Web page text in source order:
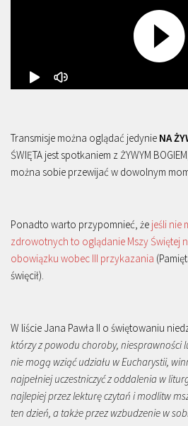
Transmisje można oglądać jedynie NA
ŚWIĘTA jest spotkaniem z ŻYWYM
można sobie przewijać w dowolnym
Ponadto warto przypomnieć, że jeśli nie
zdrowotnych to oglądanie Mszy Świętej
obowiązku wobec III przykazania
święcił).
W liście Jana Pawła II o świętowaniu
którzy z powodu choroby, niesprawności
nie mogą wziąć udziału w Eucharystii,
najpełniej uczestniczyć z oddalenia w
najlepiej przez lekturę czytań i modlitw
ten dzień, a także przez wzbudzenie w